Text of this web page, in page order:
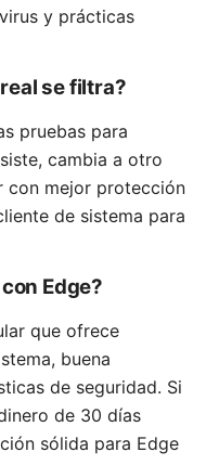
y prácticas
se filtra?
pruebas para
cambia a otro
con mejor protección
de sistema para
Edge?
que ofrece
buena
de seguridad. Si
de 30 días
sólida para Edge